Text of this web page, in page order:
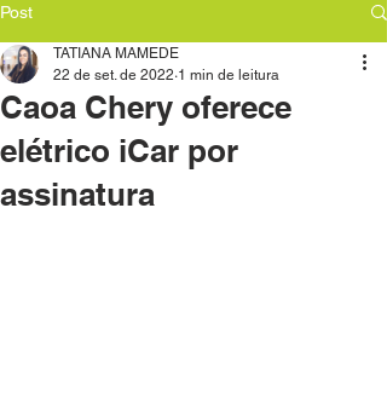
Post
Caoa Chery oferece
elétrico iCar por
assinatura
TATIANA MAMEDE
22 de set. de 2022 1 min de leitura